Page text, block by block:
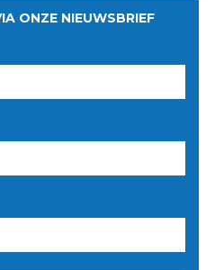
ONZE NIEUWSBRIEF